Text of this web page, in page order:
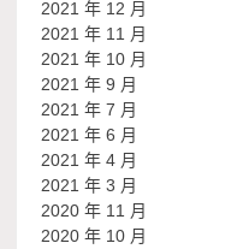
2021 年 12 月
2021 年 11 月
2021 年 10 月
2021 年 9 月
2021 年 7 月
2021 年 6 月
2021 年 4 月
2021 年 3 月
2020 年 11 月
2020 年 10 月